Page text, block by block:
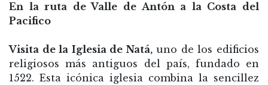
En la ruta de Valle de Antón a la Costa del
Pacifico
Visita de la Iglesia de Natá,uno de los edificios
religiosos más antiguos del país, fundado en
1522. Esta icónica iglesia combina la sencillez